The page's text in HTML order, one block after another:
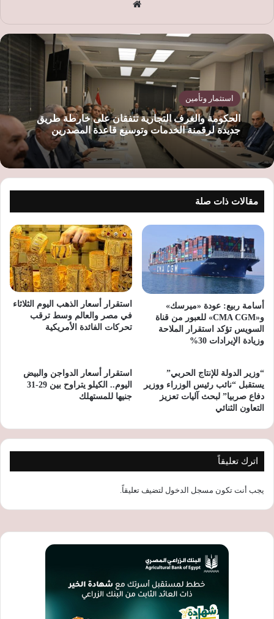
الوي
ب
استثمار وتأمين
الحكومة والغرف التجارية تتفقان على خارطة طريق
جديدة لرقمنة الخدمات وتوسيع قاعدة المصدرين
مقالات ذات صلة
أسامة ربيع: عودة «ميرسك»
و«CMA CGM» للعبور من قناة
السويس تؤكد استقرار الملاحة
وزيادة الإيرادات 30%
استقرار أسعار الذهب اليوم الثلاثاء
في مصر والعالم وسط ترقب
تحركات الفائدة الأمريكية
“وزير الدولة للإنتاج الحربي”
يستقبل “نائب رئيس الوزراء ووزير
دفاع صربيا” لبحث آليات تعزيز
التعاون الثنائي
استقرار أسعار الدواجن والبيض
اليوم.. الكيلو يتراوح بين 29-31
جنيها للمستهلك
اترك تعليقاً
يجب أنت تكون مسجل الدخول لتضيف تعليقاً.